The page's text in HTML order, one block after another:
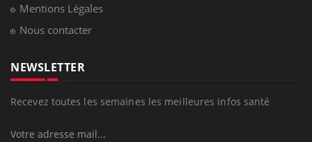
Mentions Légales
Nous contacter
NEWSLETTER
Recevez toutes les semaines les meilleures infos santé